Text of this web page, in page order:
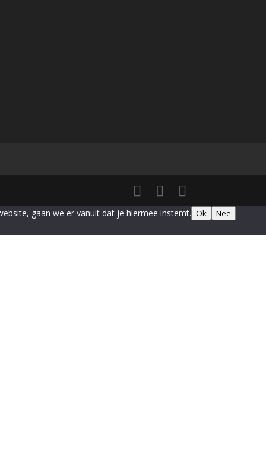
gaan we er vanuit dat je hiermee instemt. Ok
Nee